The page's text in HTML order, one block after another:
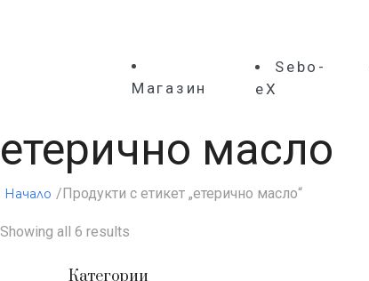
Магазин
Sebo-
eX
етерично масло
Начало /Продукти с етикет „етерично масло“
Showing all 6 results
Категории